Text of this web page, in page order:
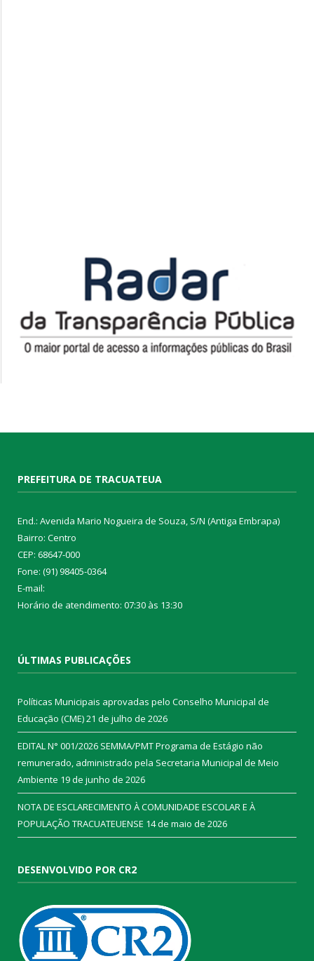
PREFEITURA DE TRACUATEUA
End.: Avenida Mario Nogueira de Souza, S/N (Antiga Embrapa)
Bairro: Centro
CEP: 68647-000
Fone: (91) 98405-0364
E-mail:
Horário de atendimento: 07:30 às 13:30
ÚLTIMAS PUBLICAÇÕES
Políticas Municipais aprovadas pelo Conselho Municipal de
Educação (CME)21 de julho de 2026
EDITAL N° 001/2026 SEMMA/PMT Programa de Estágio não
remunerado, administrado pela Secretaria Municipal de Meio
Ambiente 19 de junho de 2026
NOTA DE ESCLARECIMENTO À COMUNIDADE ESCOLAR E À
POPULAÇÃO TRACUATEUENSE 14 de maio de 2026
DESENVOLVIDO POR CR2